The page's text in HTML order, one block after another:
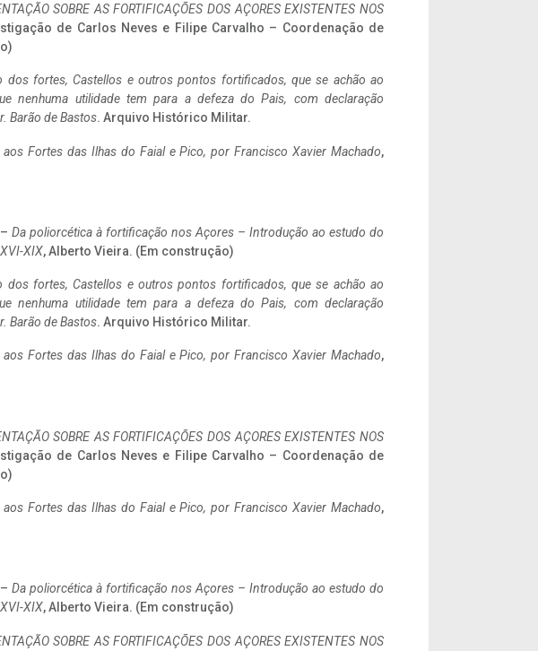
SOBRE AS FORTIFICAÇÕES DOS AÇORES EXISTENTES NOS
de Carlos Neves e Filipe Carvalho – Coordenação de
dos fortes, Castellos e outros pontos fortificados, que se achão ao
nenhuma utilidade tem para a defeza do Pais, com declaração
Barão de Bastos. Arquivo Histórico Militar.
aos Fortes das Ilhas do Faial e Pico, por Francisco Xavier Machado,
Da poliorcética à fortificação nos Açores – Introdução ao estudo do
XIX, Alberto Vieira. (Em construção)
dos fortes, Castellos e outros pontos fortificados, que se achão ao
nenhuma utilidade tem para a defeza do Pais, com declaração
Barão de Bastos. Arquivo Histórico Militar.
aos Fortes das Ilhas do Faial e Pico, por Francisco Xavier Machado,
SOBRE AS FORTIFICAÇÕES DOS AÇORES EXISTENTES NOS
de Carlos Neves e Filipe Carvalho – Coordenação de
aos Fortes das Ilhas do Faial e Pico, por Francisco Xavier Machado,
Da poliorcética à fortificação nos Açores – Introdução ao estudo do
XIX, Alberto Vieira. (Em construção)
SOBRE AS FORTIFICAÇÕES DOS AÇORES EXISTENTES NOS